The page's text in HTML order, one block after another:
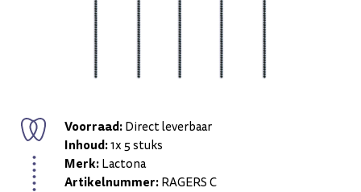
Voorraad:Direct leverbaar
Inhoud:1x 5 stuks
Merk:Lactona
Artikelnummer:RAGERS C